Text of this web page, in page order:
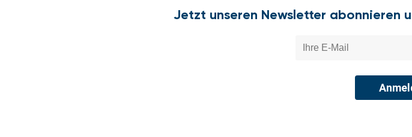
Jetzt unseren Newsletter abonnieren